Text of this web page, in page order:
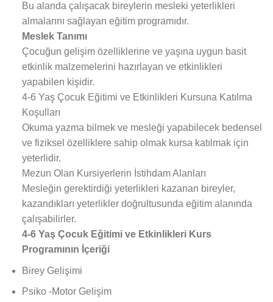
Bu alanda çalışacak bireylerin mesleki yeterlikleri
almalarını sağlayan eğitim programıdır.
Meslek Tanımı
Çocuğun gelişim özelliklerine ve yaşına uygun basit
etkinlik malzemelerini hazırlayan ve etkinlikleri
yapabilen kişidir.
4-6 Yaş Çocuk Eğitimi ve Etkinlikleri Kursuna Katılma
Koşulları
Okuma yazma bilmek ve mesleği yapabilecek bedensel
ve fiziksel özelliklere sahip olmak kursa katılmak için
yeterlidir.
Mezun Olan Kursiyerlerin İstihdam Alanları
Mesleğin gerektirdiği yeterlikleri kazanan bireyler,
kazandıkları yeterlikler doğrultusunda eğitim alanında
çalışabilirler.
4-6 Yaş Çocuk Eğitimi ve Etkinlikleri Kurs
Programının İçeriği
Birey Gelişimi
Psiko -Motor Gelişim